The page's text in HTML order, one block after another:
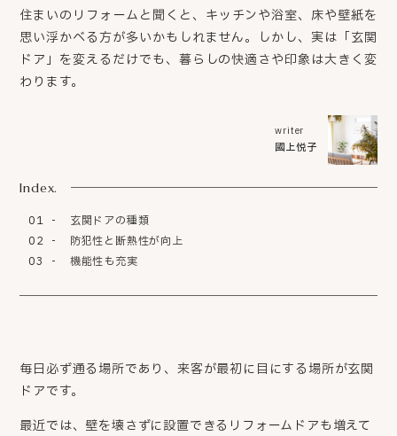
住まいのリフォームと聞くと、キッチンや浴室、床や壁紙を
思い浮かべる方が多いかもしれません。しかし、実は「玄関
ドア」を変えるだけでも、暮らしの快適さや印象は大きく変
わります。
writer
國上悦子
Index.
01
玄関ドアの種類
02
防犯性と断熱性が向上
03
機能性も充実
毎日必ず通る場所であり、来客が最初に目にする場所が玄関
ドアです。
最近では、壁を壊さずに設置できるリフォームドアも増えて